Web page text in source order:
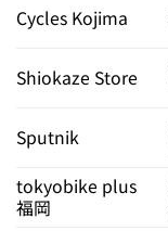
Cycles Kojima
Shiokaze Store
Sputnik
tokyobike plus
福岡